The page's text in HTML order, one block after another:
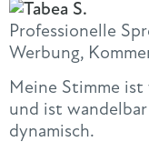
Professionelle
Werbung,
Meine Stimme
und ist
dynamisch.